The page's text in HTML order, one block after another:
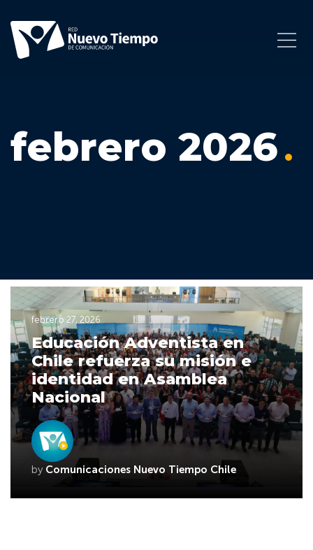
febrero 2026
febrero 27, 2026
Educación Adventista en
Chile refuerza su misión e
identidad en Asamblea
Nacional
by Comunicaciones Nuevo Tiempo Chile